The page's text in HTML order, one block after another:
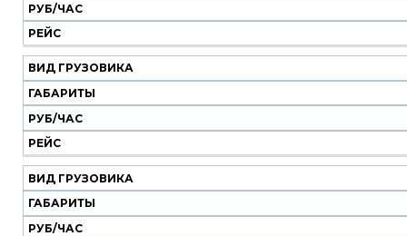
РУБ/ЧАС
РЕЙС
ВИД ГРУЗОВИКА
ГАБАРИТЫ
РУБ/ЧАС
РЕЙС
ВИД ГРУЗОВИКА
ГАБАРИТЫ
РУБ/ЧАС